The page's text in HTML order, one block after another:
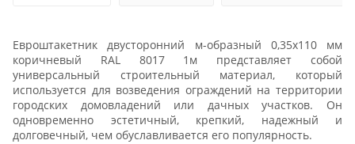
Евроштакетник двусторонний м-образный 0,35x110 мм
коричневый RAL 8017 1м представляет собой
универсальный строительный материал, который
используется для возведения ограждений на территории
городских домовладений или дачных участков. Он
одновременно эстетичный, крепкий, надежный и
долговечный, чем обуславливается его популярность.